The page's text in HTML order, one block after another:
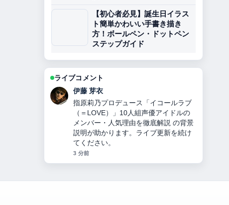
【初心者必見】誕生日イラス
ト簡単かわいい手書き描き
方！ボールペン・ドットペン
ステップガイド
ライブコメント
鈴木 蒼
曹操とは？正史と『三国志演義』のギ
ャップから見る人物像・功績・皇帝に
ならなかった理由・敗北・子孫の謎ま
でを徹底解説 の報道は丁寧で、流れを
追いやすいです。
5 分前